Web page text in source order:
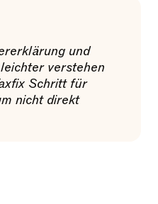
und
verstehen
Schritt für
nicht direkt